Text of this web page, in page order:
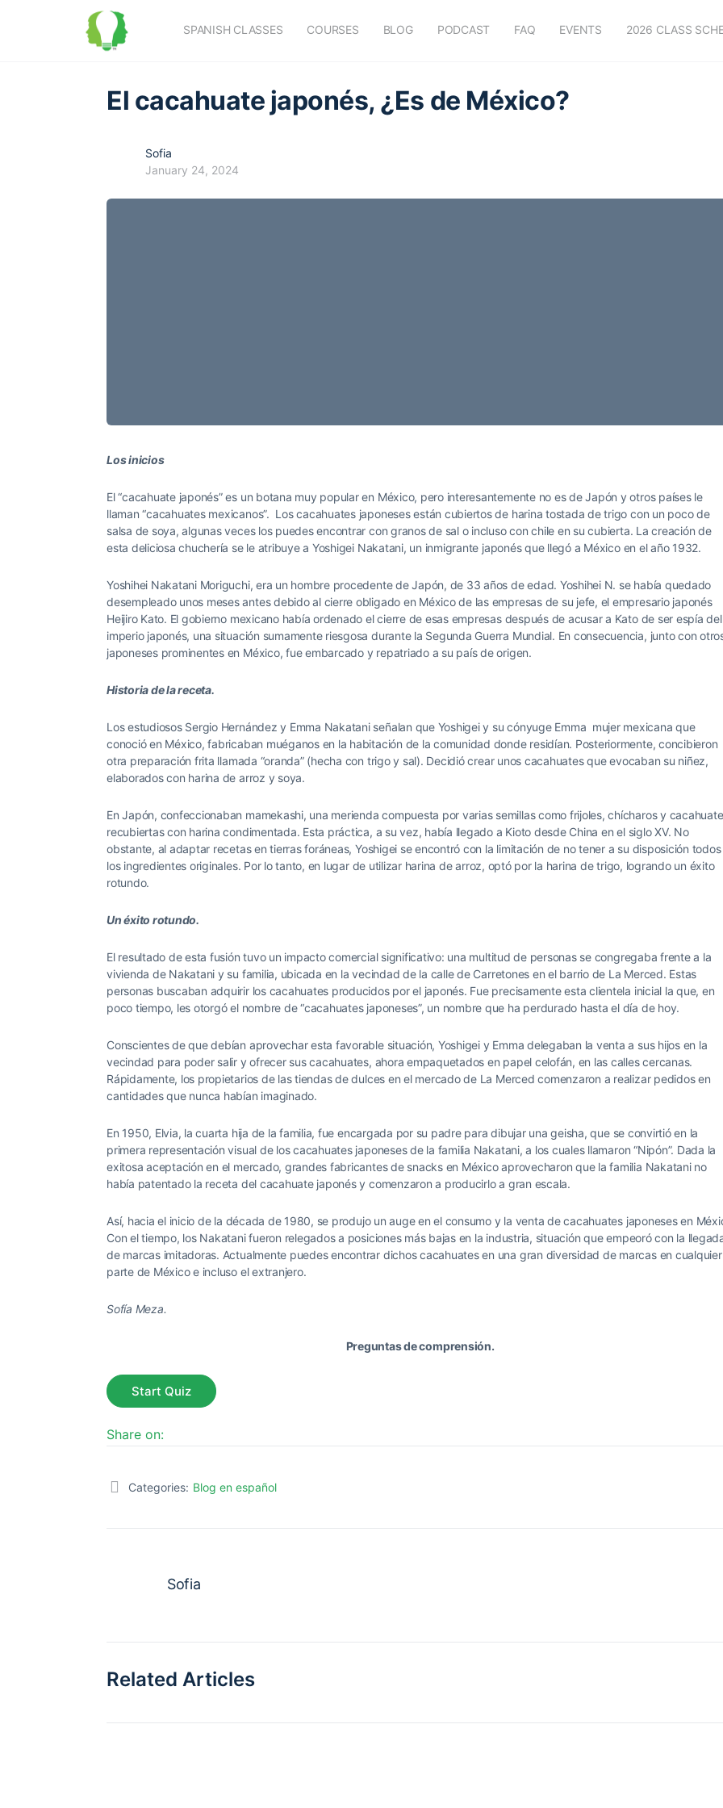
SPANISH CLASSES COURSES BLOG PODCAST FAQ EVENTS 2026 CLASS
El cacahuate japonés, ¿Es de México?
Sofia
January 24, 2024
Los inicios
El “cacahuate japonés” es un botana muy popular en México, pero interesantemente no es de Japón y otros países le
llaman “cacahuates mexicanos”. Los cacahuates japoneses están cubiertos de harina tostada de trigo con un poco de
salsa de soya, algunas veces los puedes encontrar con granos de sal o incluso con chile en su cubierta. La creación de
esta deliciosa chuchería se le atribuye a Yoshigei Nakatani, un inmigrante japonés que llegó a México en el año 1932.
Yoshihei Nakatani Moriguchi, era un hombre procedente de Japón, de 33 años de edad. Yoshihei N. se había quedado
desempleado unos meses antes debido al cierre obligado en México de las empresas de su jefe, el empresario japonés
Heijiro Kato. El gobierno mexicano había ordenado el cierre de esas empresas después de acusar a Kato de ser espía del
imperio japonés, una situación sumamente riesgosa durante la Segunda Guerra Mundial. En consecuencia, junto con
japoneses prominentes en México, fue embarcado y repatriado a su país de origen.
Historia de la receta.
Los estudiosos Sergio Hernández y Emma Nakatani señalan que Yoshigei y su cónyuge Emma mujer mexicana que
conoció en México, fabricaban muéganos en la habitación de la comunidad donde residían. Posteriormente, concibieron
otra preparación frita llamada “oranda” (hecha con trigo y sal). Decidió crear unos cacahuates que evocaban su niñez,
elaborados con harina de arroz y soya.
En Japón, confeccionaban mamekashi, una merienda compuesta por varias semillas como frijoles, chícharos y
recubiertas con harina condimentada. Esta práctica, a su vez, había llegado a Kioto desde China en el siglo XV. No
obstante, al adaptar recetas en tierras foráneas, Yoshigei se encontró con la limitación de no tener a su disposición todos
los ingredientes originales. Por lo tanto, en lugar de utilizar harina de arroz, optó por la harina de trigo, logrando un éxito
rotundo.
Un éxito rotundo.
El resultado de esta fusión tuvo un impacto comercial significativo: una multitud de personas se congregaba frente a la
vivienda de Nakatani y su familia, ubicada en la vecindad de la calle de Carretones en el barrio de La Merced. Estas
personas buscaban adquirir los cacahuates producidos por el japonés. Fue precisamente esta clientela inicial la que, en
poco tiempo, les otorgó el nombre de “cacahuates japoneses”, un nombre que ha perdurado hasta el día de hoy.
Conscientes de que debían aprovechar esta favorable situación, Yoshigei y Emma delegaban la venta a sus hijos en la
vecindad para poder salir y ofrecer sus cacahuates, ahora empaquetados en papel celofán, en las calles cercanas.
Rápidamente, los propietarios de las tiendas de dulces en el mercado de La Merced comenzaron a realizar pedidos en
cantidades que nunca habían imaginado.
En 1950, Elvia, la cuarta hija de la familia, fue encargada por su padre para dibujar una geisha, que se convirtió en la
primera representación visual de los cacahuates japoneses de la familia Nakatani, a los cuales llamaron “Nipón”. Dada la
exitosa aceptación en el mercado, grandes fabricantes de snacks en México aprovecharon que la familia Nakatani no
había patentado la receta del cacahuate japonés y comenzaron a producirlo a gran escala.
Así, hacia el inicio de la década de 1980, se produjo un auge en el consumo y la venta de cacahuates japoneses en
Con el tiempo, los Nakatani fueron relegados a posiciones más bajas en la industria, situación que empeoró con la
de marcas imitadoras. Actualmente puedes encontrar dichos cacahuates en una gran diversidad de marcas en cualquier
parte de México e incluso el extranjero.
Sofía Meza.
Preguntas de comprensión.
Share on:
Categories: Blog en español
Sofia
Related Articles